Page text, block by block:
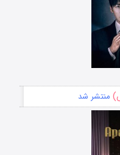
منتشر شد